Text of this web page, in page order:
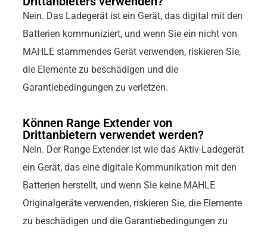
Nein. Das Ladegerät ist ein Gerät, das digital mit den
Batterien kommuniziert, und wenn Sie ein nicht von
MAHLE stammendes Gerät verwenden, riskieren Sie,
die Elemente zu beschädigen und die
Garantiebedingungen zu verletzen.
Können Range Extender von
Drittanbietern verwendet werden?
Nein. Der Range Extender ist wie das Aktiv-Ladegerät
ein Gerät, das eine digitale Kommunikation mit den
Batterien herstellt, und wenn Sie keine MAHLE
Originalgeräte verwenden, riskieren Sie, die Elemente
zu beschädigen und die Garantiebedingungen zu